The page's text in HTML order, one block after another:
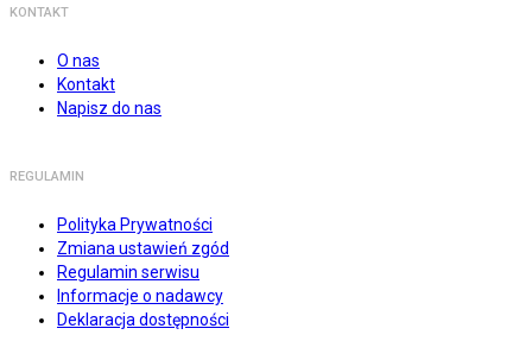
KONTAKT
O nas
Kontakt
Napisz do nas
REGULAMIN
Polityka Prywatności
Zmiana ustawień zgód
Regulamin serwisu
Informacje o nadawcy
Deklaracja dostępności